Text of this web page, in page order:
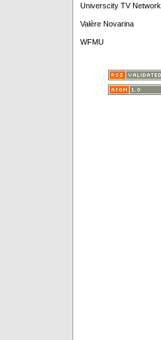
Universcity TV Network
Valère Novarina
WFMU